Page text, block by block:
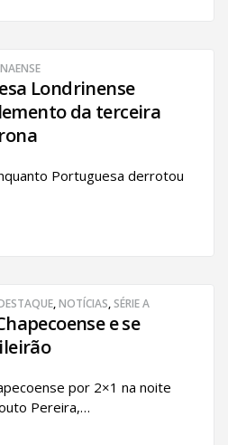
Londrinense
da terceira
Portuguesa derrotou
,NOTÍCIAS,SÉRIE A
e se
por 2×1 na noite
Pereira,…